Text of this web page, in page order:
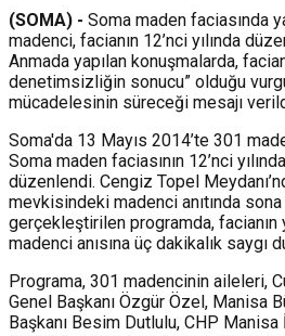
(SOMA) - Soma maden faciasında
madenci, facianın 12’nci yılında
Anmada yapılan konuşmalarda,
denetimsizliğin sonucu” olduğu
mücadelesinin süreceği mesajı
Soma'da 13 Mayıs 2014’te 301
Soma maden faciasının 12’nci
düzenlendi. Cengiz Topel
mevkisindeki madenci anıtında
gerçekleştirilen programda, facianın
madenci anısına üç dakikalık saygı
Programa, 301 madencinin aileleri,
Genel Başkanı Özgür Özel, Manisa
Başkanı Besim Dutlulu, CHP